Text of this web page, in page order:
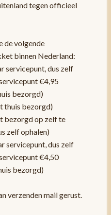
tegen officieel
de volgende
binnen Nederland:
servicepunt, dus zelf
€4,95
bezorgd)
thuis bezorgd)
bezorgd op zelf te
zelf ophalen)
servicepunt, dus zelf
€4,50
bezorgd)
verzenden mail gerust.